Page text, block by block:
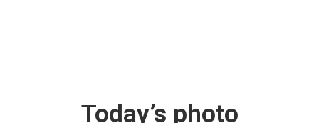
Today’s photo